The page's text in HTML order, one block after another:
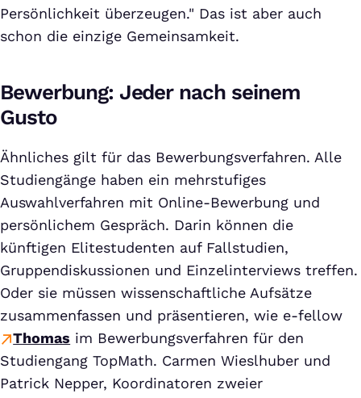
Persönlichkeit überzeugen." Das ist aber auch
schon die einzige Gemeinsamkeit.
Bewerbung: Jeder nach seinem
Gusto
Ähnliches gilt für das Bewerbungsverfahren. Alle
Studiengänge haben ein mehrstufiges
Auswahlverfahren mit Online-Bewerbung und
persönlichem Gespräch. Darin können die
künftigen Elitestudenten auf Fallstudien,
Gruppendiskussionen und Einzelinterviews treffen.
Oder sie müssen wissenschaftliche Aufsätze
zusammenfassen und präsentieren, wie e-fellow
Thomas im Bewerbungsverfahren für den
Studiengang TopMath. Carmen Wieslhuber und
Patrick Nepper, Koordinatoren zweier